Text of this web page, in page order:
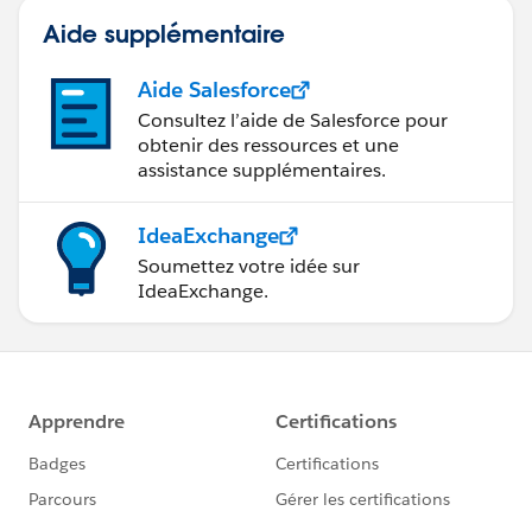
Aide supplémentaire
Aide Salesforce
Consultez l’aide de Salesforce pour
obtenir des ressources et une
assistance supplémentaires.
IdeaExchange
Soumettez votre idée sur
IdeaExchange.